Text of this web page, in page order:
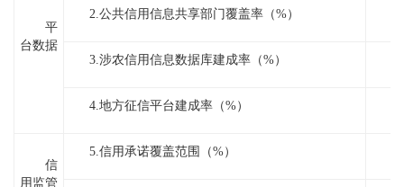
平
台数据
2.公共信用信息共享部门覆盖率（%）
3.涉农信用信息数据库建成率（%）
4.地方征信平台建成率（%）
信
用监管
5.信用承诺覆盖范围（%）